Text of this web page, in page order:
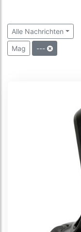
Alle Nachrichten
Mag ---